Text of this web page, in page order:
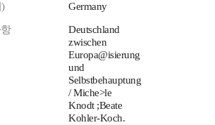
Germany
Deutschland
zwischen
Europa@isierung
und
Selbstbehauptung
/ Miche>le
Knodt ;Beate
Kohler-Koch.